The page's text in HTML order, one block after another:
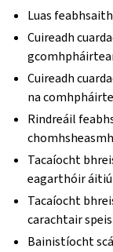
Luas
Cuireadh
Cuireadh
na
Rindreáil
Tacaíocht
eagarthóir
Tacaíocht
carachtair
Bainistíocht